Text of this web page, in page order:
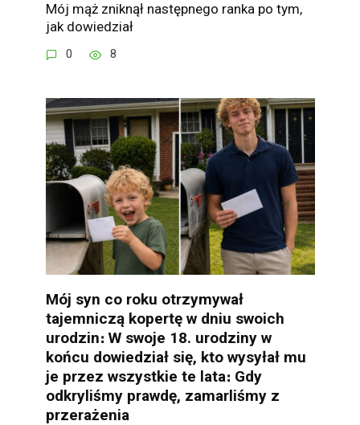
Mój mąż zniknął następnego ranka po tym,
jak dowiedział
0 8
Mój syn co roku otrzymywał
tajemniczą kopertę w dniu swoich
urodzin։ W swoje 18. urodziny w
końcu dowiedział się, kto wysyłał mu
je przez wszystkie te lata։ Gdy
odkryliśmy prawdę, zamarliśmy z
przerażenia